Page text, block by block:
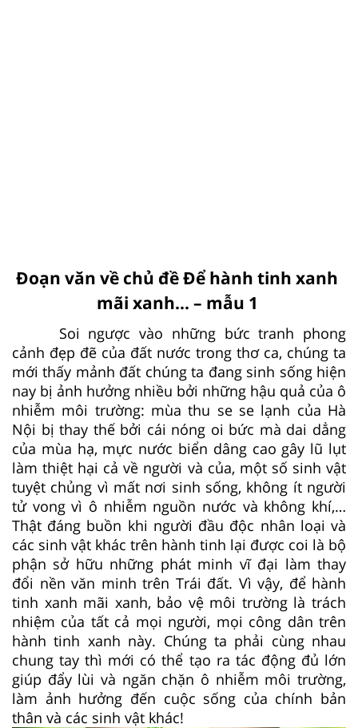
Đoạn văn về chủ đề Để hành tinh xanh
mãi xanh... – mẫu 1
Soi ngược vào những bức tranh phong
cảnh đẹp đẽ của đất nước trong thơ ca, chúng ta
mới thấy mảnh đất chúng ta đang sinh sống hiện
nay bị ảnh hưởng nhiều bởi những hậu quả của ô
nhiễm môi trường: mùa thu se se lạnh của Hà
Nội bị thay thế bởi cái nóng oi bức mà dai dẳng
của mùa hạ, mực nước biển dâng cao gây lũ lụt
làm thiệt hại cả về người và của, một số sinh vật
tuyệt chủng vì mất nơi sinh sống, không ít người
tử vong vì ô nhiễm nguồn nước và không khí,…
Thật đáng buồn khi người đầu độc nhân loại và
các sinh vật khác trên hành tinh lại được coi là bộ
phận sở hữu những phát minh vĩ đại làm thay
đổi nền văn minh trên Trái đất. Vì vậy, để hành
tinh xanh mãi xanh, bảo vệ môi trường là trách
nhiệm của tất cả mọi người, mọi công dân trên
hành tinh xanh này. Chúng ta phải cùng nhau
chung tay thì mới có thể tạo ra tác động đủ lớn
giúp đẩy lùi và ngăn chặn ô nhiễm môi trường,
làm ảnh hưởng đến cuộc sống của chính bản
thân và các sinh vật khác!